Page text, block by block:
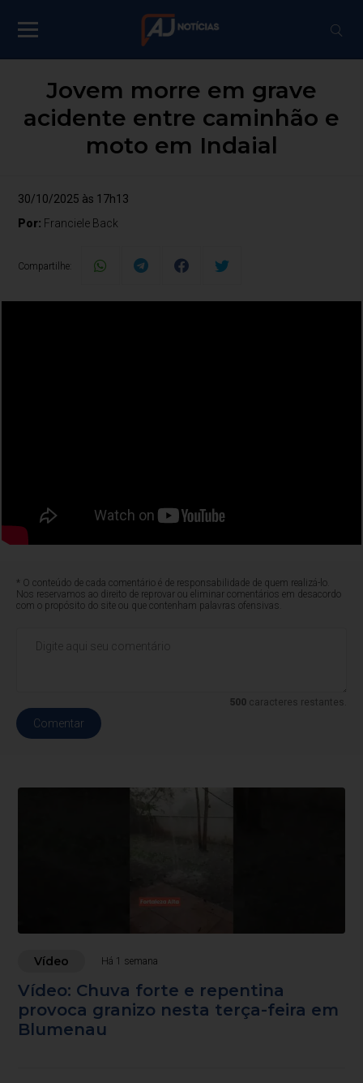
Jovem morre em grave
acidente entre caminhão e
moto em Indaial
30/10/2025 às 17h13
Por: Franciele Back
Compartilhe:
* O conteúdo de cada comentário é de responsabilidade de quem realizá-lo.
Nos reservamos ao direito de reprovar ou eliminar comentários em desacordo
com o propósito do site ou que contenham palavras ofensivas.
500caracteres restantes.
Comentar
Vídeo Há 1 semana
Vídeo: Chuva forte e repentina
provoca granizo nesta terça-feira em
Blumenau